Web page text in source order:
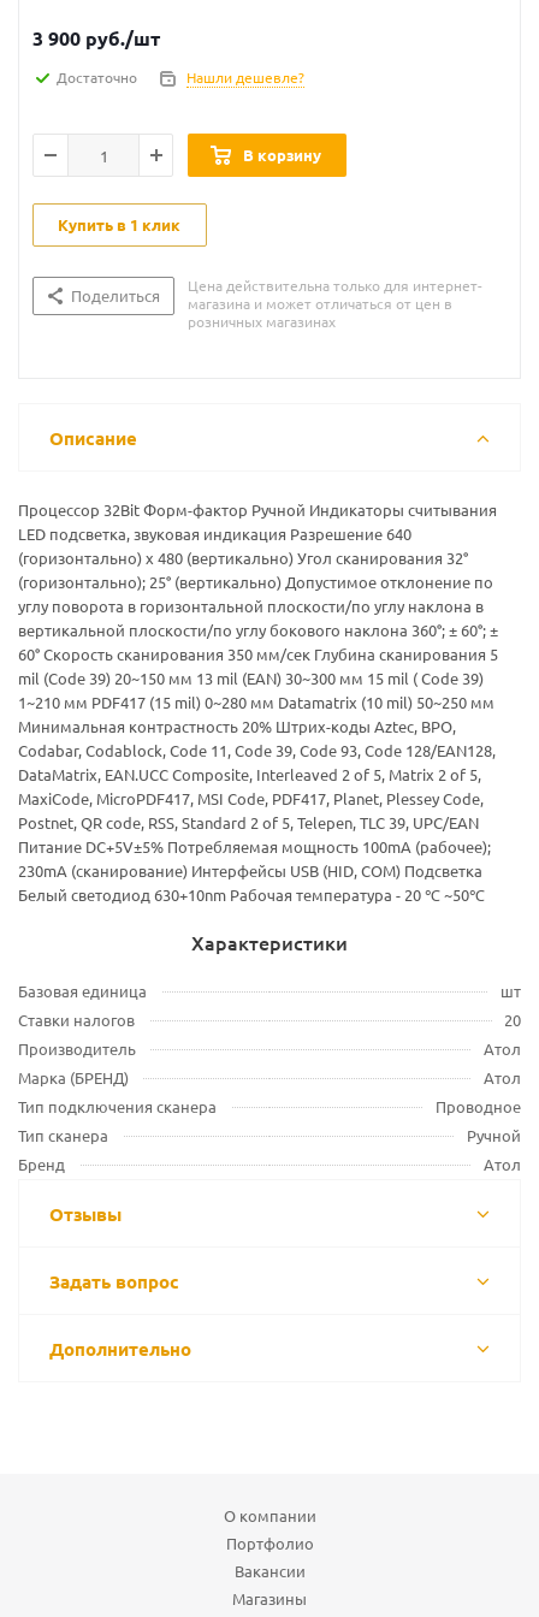
3 900 руб./шт
Достаточно Нашли дешевле?
В корзину
Купить в 1 клик
Поделиться
Цена действительна только для интернет-
магазина и может отличаться от цен в
розничных магазинах
Описание
Процессор 32Bit Форм-фактор Ручной Индикаторы считывания
LED подсветка, звуковая индикация Разрешение 640
(горизонтально) x 480 (вертикально) Угол сканирования 32°
(горизонтально); 25° (вертикально) Допустимое отклонение по
углу поворота в горизонтальной плоскости/по углу наклона в
вертикальной плоскости/по углу бокового наклона 360°; ± 60°; ±
60° Скорость сканирования 350 мм/сек Глубина сканирования 5
mil (Code 39) 20~150 мм 13 mil (EAN) 30~300 мм 15 mil ( Code 39)
1~210 мм PDF417 (15 mil) 0~280 мм Datamatrix (10 mil) 50~250 мм
Минимальная контрастность 20% Штрих-коды Aztec, BPO,
Codabar, Codablock, Code 11, Code 39, Code 93, Code 128/EAN128,
DataMatrix, EAN.UCC Composite, Interleaved 2 of 5, Matrix 2 of 5,
MaxiCode, MicroPDF417, MSI Code, PDF417, Planet, Plessey Code,
Postnet, QR code, RSS, Standard 2 of 5, Telepen, TLC 39, UPC/EAN
Питание DC+5V±5% Потребляемая мощность 100mA (рабочее);
230mA (сканирование) Интерфейсы USB (HID, COM) Подсветка
Белый светодиод 630+10nm Рабочая температура - 20 ℃ ~50℃
Характеристики
Базовая единица
шт
Ставки налогов
20
Производитель
Атол
Марка (БРЕНД)
Атол
Тип подключения сканера
Проводное
Тип сканера
Ручной
Бренд
Атол
Отзывы
Задать вопрос
Дополнительно
О компании
Портфолио
Вакансии
Магазины